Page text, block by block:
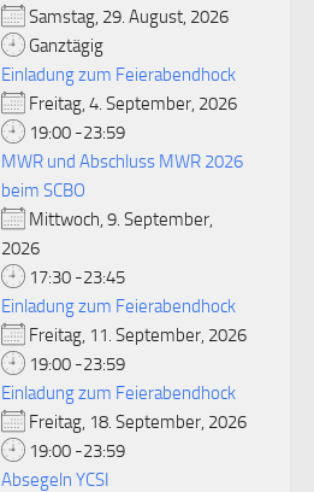
Samstag, 29. August, 2026
Ganztägig
Einladung zum Feierabendhock
Freitag, 4. September, 2026
19:00 -23:59
MWR und Abschluss MWR 2026
beim SCBO
Mittwoch, 9. September,
2026
17:30 -23:45
Einladung zum Feierabendhock
Freitag, 11. September, 2026
19:00 -23:59
Einladung zum Feierabendhock
Freitag, 18. September, 2026
19:00 -23:59
Absegeln YCSI